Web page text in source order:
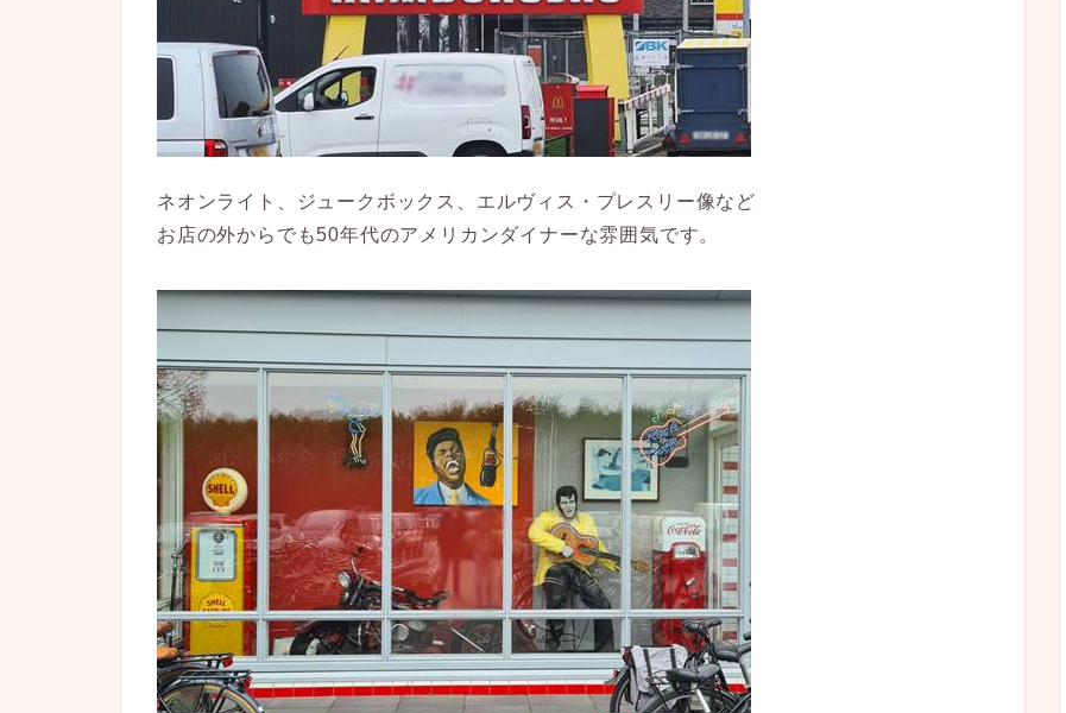
ネオンライト、ジュークボックス、エルヴィス・プレスリー像など
お店の外からでも50年代のアメリカンダイナーな雰囲気です。